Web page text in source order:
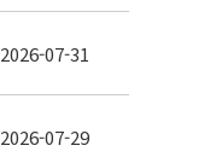
2026-07-31
2026-07-29